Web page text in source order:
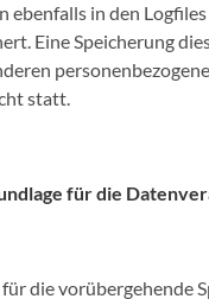
ebenfalls in den
Eine Speicherung
statt.
für die
die vorübergehende